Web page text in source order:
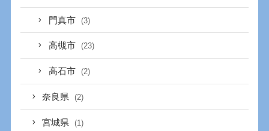
門真市 (3)
高槻市 (23)
高石市 (2)
奈良県 (2)
宮城県 (1)